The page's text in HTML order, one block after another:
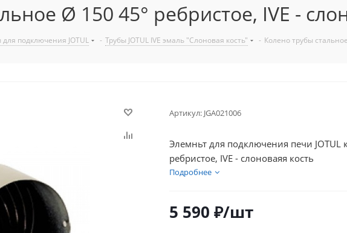
Ø 150 45° ребристое, IVE -
для подключения JOTUL - Трубы JOTUL IVE эмаль "Слоновая кость" - Колено трубы
Артикул: JGA021006
Элемньт для подключения печи
ребристое, IVE - слоноваяя кость
Подробнее
5 590 ₽/шт